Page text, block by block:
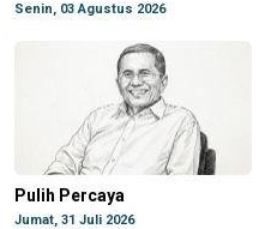
Senin, 03 Agustus 2026
Pulih Percaya
Jumat, 31 Juli 2026